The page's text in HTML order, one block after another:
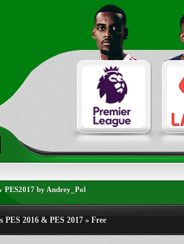
PES2017 by Andrey_Pol
PES 2016 & PES 2017» Free